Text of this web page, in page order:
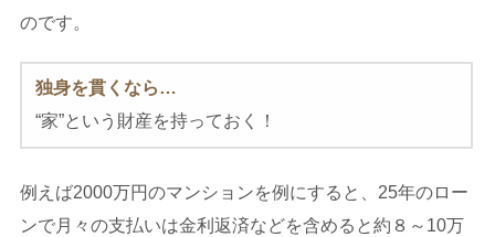
のです。
独身を貫くなら…
“家”という財産を持っておく！
例えば2000万円のマンションを例にすると、25年のロー
ンで月々の支払いは金利返済などを含めると約８～10万